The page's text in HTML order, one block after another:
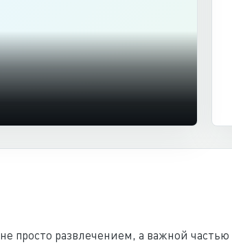
просто развлечением, а важной